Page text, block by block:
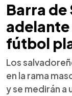
Barra de
fútbol
Los
en la rama
y se medirán a